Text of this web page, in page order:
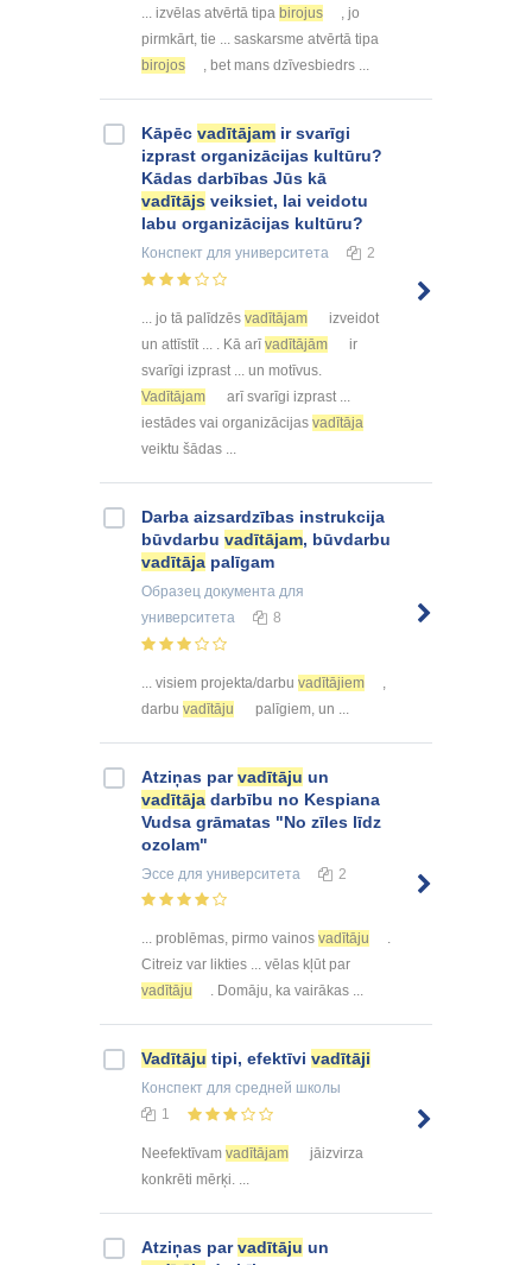
... izvēlas atvērtā tipa birojus
, jo
pirmkārt, tie ... saskarsme atvērtā tipa
birojos
, bet mans dzīvesbiedrs ...
Kāpēc vadītājam ir svarīgi
izprast organizācijas kultūru?
Kādas darbības Jūs kā
vadītājs veiksiet, lai veidotu
labu organizācijas kultūru?
Конспект для университета 2
... jo tā palīdzēs vadītājam
izveidot
un attīstīt ... . Kā arīvadītājām
ir
svarīgi izprast ... un motīvus.
Vadītājam
arī svarīgi izprast ...
iestādes vai organizācijas vadītāja
veiktu šādas ...
Darba aizsardzības instrukcija
būvdarbu vadītājam, būvdarbu
vadītāja palīgam
Образец документа для
университета
8
... visiem projekta/darbu vadītājiem
darbu vadītāju palīgiem, un ...
Atziņas parvadītāju un
vadītāja darbību no Kespiana
Vudsa grāmatas "No zīles līdz
ozolam"
Эссе для университета 2
... problēmas, pirmo vainos vadītāju
.
Citreiz var likties ... vēlas kļūt par
vadītāju
. Domāju, ka vairākas ...
Vadītāju tipi, efektīvi vadītāji
Конспект для средней школы
1
Neefektīvam vadītājam
jāizvirza
konkrēti mērķi. ...
Atziņas parvadītāju un